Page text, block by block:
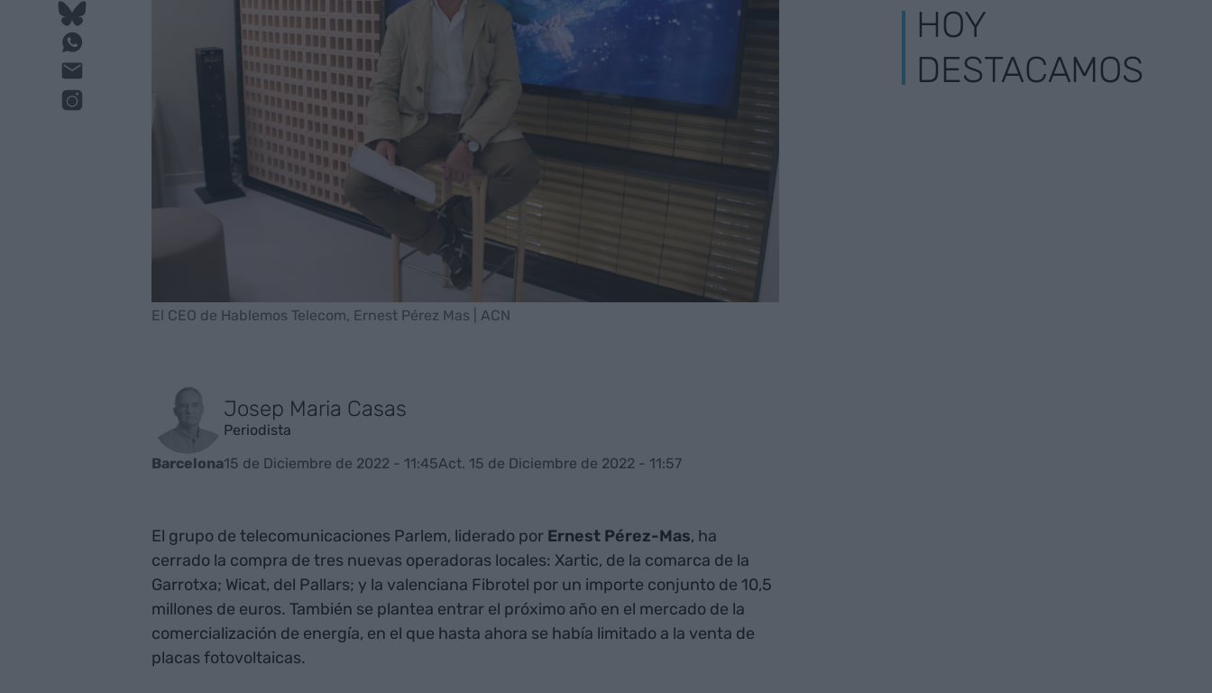
El CEO de Hablemos Telecom, Ernest Pérez Mas | ACN
Josep Maria Casas
Periodista
Barcelona15 de Diciembre de 2022 - 11:45Act. 15 de Diciembre de 2022 - 11:57
El grupo de telecomunicaciones Parlem, liderado por Ernest Pérez-Mas, ha
cerrado la compra de tres nuevas operadoras locales: Xartic, de la comarca de la
Garrotxa; Wicat, del Pallars; y la valenciana Fibrotel por un importe conjunto de 10,5
millones de euros. También se plantea entrar el próximo año en el mercado de la
comercialización de energía, en el que hasta ahora se había limitado a la venta de
placas fotovoltaicas.
HOY
DESTACAMOS